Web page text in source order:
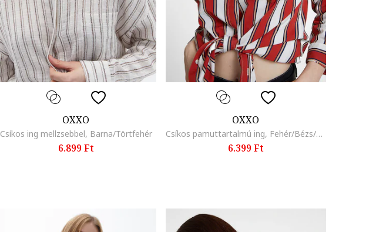
OXXO
Csíkos ing mellzsebbel, Barna/Törtfehér
6.899 Ft
OXXO
Csíkos pamuttartalmú ing, Fehér/Bézs/Sötétpiros
6.399 Ft